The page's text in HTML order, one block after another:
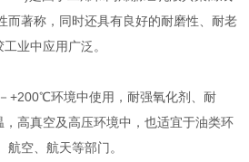
而著称，同时还具有良好的耐磨性、耐老
业中应用广泛。
+200℃环境中使用，耐强氧化剂、耐
高真空及高压环境中，也适宜于油类环
空、航天等部门。